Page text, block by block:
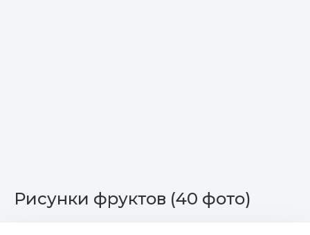
Рисунки фруктов (40 фото)